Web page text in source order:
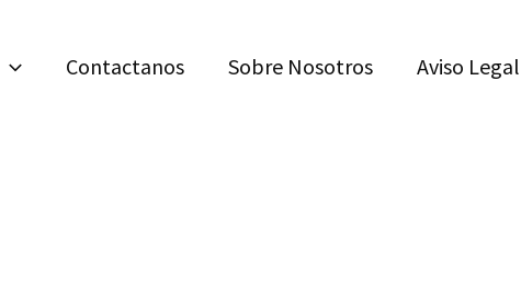
Contactanos Sobre Nosotros Aviso Legal